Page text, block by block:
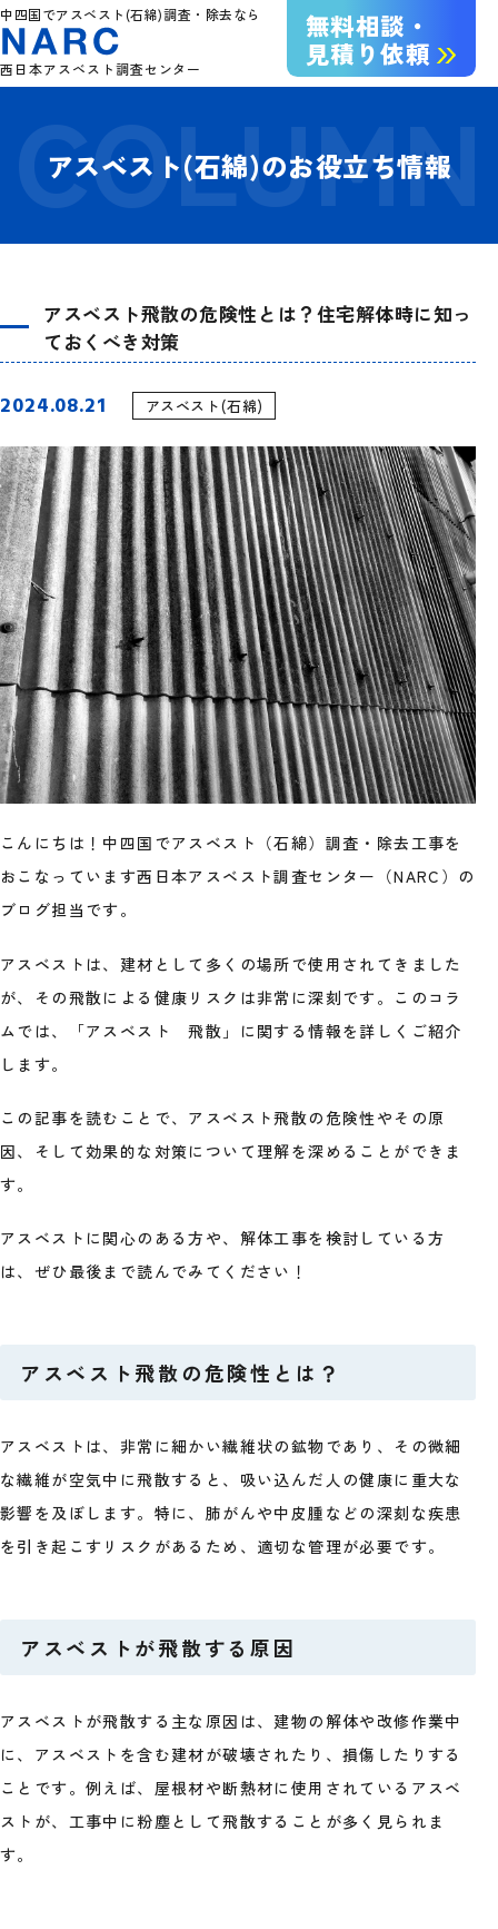
中四国でアスベスト(石綿)調査・除去なら
西日本アスベスト調査センター
無料相談・
見積り依頼
アスベスト(石綿)のお役立ち情報
アスベスト飛散の危険性とは？住宅解体時に知っ
ておくべき対策
2024.08.21 アスベスト(石綿)
こんにちは！中四国でアスベスト（石綿）調査・除去工事を
おこなっています西日本アスベスト調査センター（NARC）の
ブログ担当です。
アスベストは、建材として多くの場所で使用されてきました
が、その飛散による健康リスクは非常に深刻です。このコラ
ムでは、「アスベスト 飛散」に関する情報を詳しくご紹介
します。
この記事を読むことで、アスベスト飛散の危険性やその原
因、そして効果的な対策について理解を深めることができま
す。
アスベストに関心のある方や、解体工事を検討している方
は、ぜひ最後まで読んでみてください！
アスベスト飛散の危険性とは？
アスベストは、非常に細かい繊維状の鉱物であり、その微細
な繊維が空気中に飛散すると、吸い込んだ人の健康に重大な
影響を及ぼします。特に、肺がんや中皮腫などの深刻な疾患
を引き起こすリスクがあるため、適切な管理が必要です。
アスベストが飛散する原因
アスベストが飛散する主な原因は、建物の解体や改修作業中
に、アスベストを含む建材が破壊されたり、損傷したりする
ことです。例えば、屋根材や断熱材に使用されているアスベ
ストが、工事中に粉塵として飛散することが多く見られま
す。